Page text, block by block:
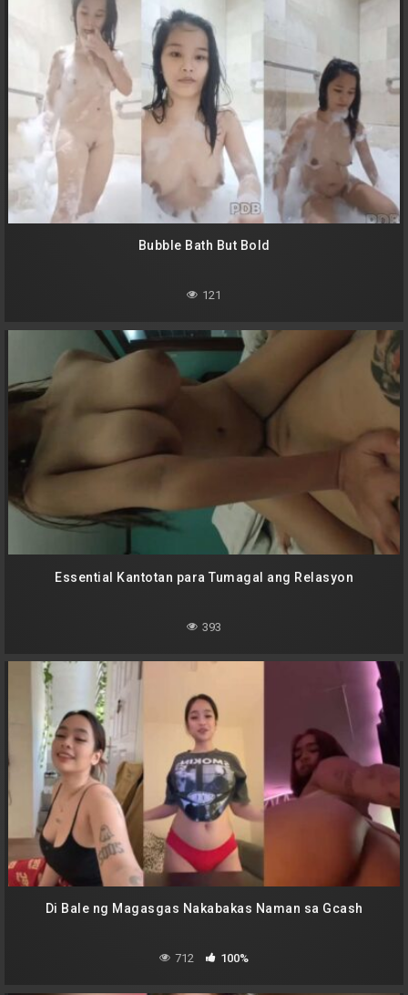
Bubble Bath But Bold
121
Essential Kantotan para Tumagal ang Relasyon
393
Di Bale ng Magasgas Nakabakas Naman sa Gcash
712 100%